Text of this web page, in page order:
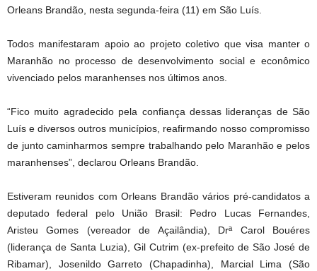
Orleans Brandão, nesta segunda-feira (11) em São Luís.
Todos manifestaram apoio ao projeto coletivo que visa manter o
Maranhão no processo de desenvolvimento social e econômico
vivenciado pelos maranhenses nos últimos anos.
“Fico muito agradecido pela confiança dessas lideranças de São
Luís e diversos outros municípios, reafirmando nosso compromisso
de junto caminharmos sempre trabalhando pelo Maranhão e pelos
maranhenses”, declarou Orleans Brandão.
Estiveram reunidos com Orleans Brandão vários pré-candidatos a
deputado federal pelo União Brasil: Pedro Lucas Fernandes,
Aristeu Gomes (vereador de Açailândia), Drª Carol Bouéres
(liderança de Santa Luzia), Gil Cutrim (ex-prefeito de São José de
Ribamar), Josenildo Garreto (Chapadinha), Marcial Lima (São